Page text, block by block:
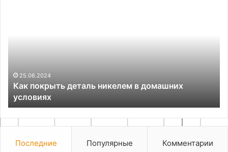
21.04.2026
Диагностика и выявление дефектов битумного
покрытия
Последние Популярные Комментарии